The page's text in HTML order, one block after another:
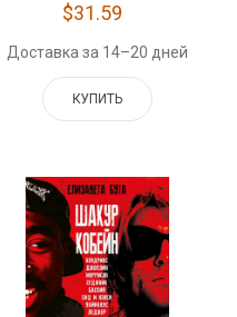
$31.59
Доставка за 14–20 дней
КУПИТЬ